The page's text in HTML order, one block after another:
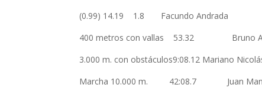
(0.99) 14.19 1.8 Facundo
400 metros con vallas 53.32 Bruno
3.000 m. con obstáculos9:08.12 Mariano
Marcha 10.000 m. 42:08.7 Juan